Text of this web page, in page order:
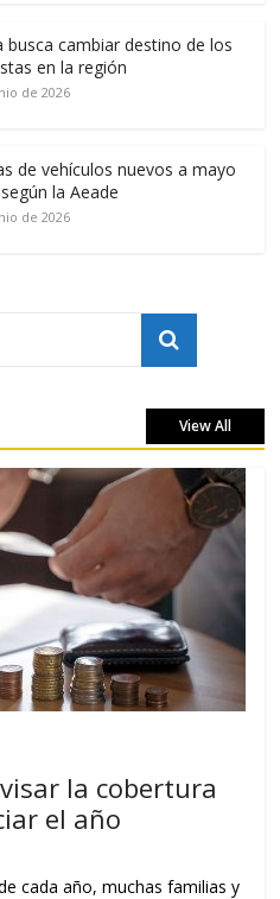
busca cambiar destino de los
en la región
de 2026
de vehículos nuevos a mayo
la Aeade
de 2026
View All
la cobertura
el año
cada año, muchas familias y